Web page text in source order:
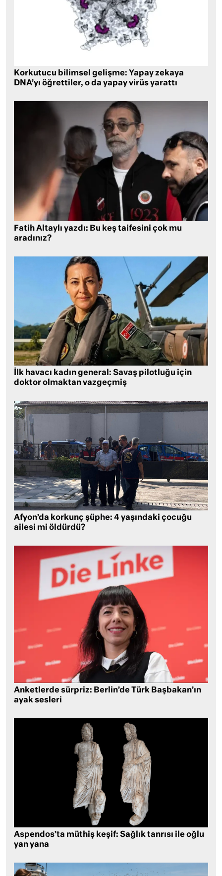
Korkutucu bilimsel gelişme: Yapay zekaya
DNA’yı öğrettiler, o da yapay virüs yarattı
Fatih Altaylı yazdı: Bu keş taifesini çok mu
aradınız?
İlk havacı kadın general: Savaş pilotluğu için
doktor olmaktan vazgeçmiş
Afyon’da korkunç şüphe: 4 yaşındaki çocuğu
ailesi mi öldürdü?
Anketlerde sürpriz: Berlin’de Türk Başbakan’ın
ayak sesleri
Aspendos’ta müthiş keşif: Sağlık tanrısı ile oğlu
yan yana